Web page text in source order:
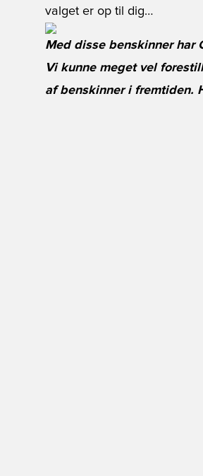
valget er op til dig…
Med disse benskinner har
Vi kunne meget vel
af benskinner i fremtiden.